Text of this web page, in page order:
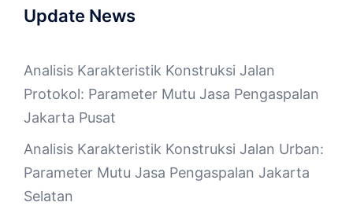
Update News
Analisis Karakteristik Konstruksi Jalan
Protokol: Parameter Mutu Jasa Pengaspalan
Jakarta Pusat
Analisis Karakteristik Konstruksi Jalan Urban:
Parameter Mutu Jasa Pengaspalan Jakarta
Selatan